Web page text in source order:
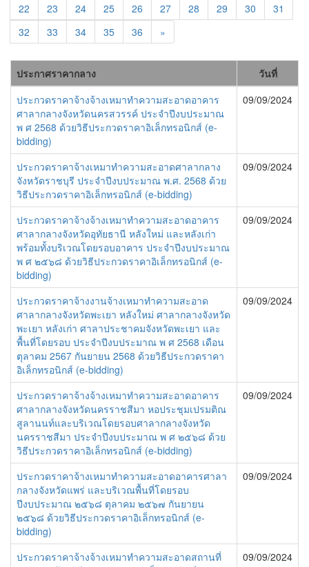
22
23 24 25 26 27 28 29 30
31
32
33 34 35 36 »
ประกาศราคากลาง
วันที่
ประกวดราคาจ้างจ้างเหมาทำความสะอาดอาคาร
ศาลากลางจังหวัดนครสวรรค์ ประจำปีงบประมาณ
พ ศ 2568 ด้วยวิธีประกวดราคาอิเล็กทรอนิกส์ (e-
bidding)
09/09/2024
ประกวดราคาจ้างเหมาทำความสะอาดศาลากลาง
จังหวัดราชบุรี ประจำปีงบประมาณ พ.ศ. 2568 ด้วย
วิธีประกวดราคาอิเล็กทรอนิกส์ (e-bidding)
09/09/2024
ประกวดราคาจ้างจ้างเหมาทำความสะอาดอาคาร
ศาลากลางจังหวัดอุทัยธานี หลังใหม่ และหลังเก่า
พร้อมทั้งบริเวณโดยรอบอาคาร ประจำปีงบประมาณ
พ ศ ๒๕๖๘ ด้วยวิธีประกวดราคาอิเล็กทรอนิกส์ (e-
bidding)
09/09/2024
ประกวดราคาจ้างงานจ้างเหมาทำความสะอาด
ศาลากลางจังหวัดพะเยา หลังใหม่ ศาลากลางจังหวัด
พะเยา หลังเก่า ศาลาประชาคมจังหวัดพะเยา และ
พื้นที่โดยรอบ ประจำปีงบประมาณ พ ศ 2568 เดือน
ตุลาคม 2567 กันยายน 2568 ด้วยวิธีประกวดราคา
อิเล็กทรอนิกส์ (e-bidding)
09/09/2024
ประกวดราคาจ้างจ้างเหมาทำความสะอาดอาคาร
ศาลากลางจังหวัดนครราชสีมา หอประชุมเปรมติณ
สูลานนท์และบริเวณโดยรอบศาลากลางจังหวัด
นครราชสีมา ประจำปีงบประมาณ พ ศ ๒๕๖๘ ด้วย
วิธีประกวดราคาอิเล็กทรอนิกส์ (e-bidding)
09/09/2024
ประกวดราคาจ้างเหมาทำความสะอาดอาคารศาลา
กลางจังหวัดแพร่ และบริเวณพื้นที่โดยรอบ
ปีงบประมาณ ๒๕๖๘ ตุลาคม ๒๕๖๗ กันยายน
๒๕๖๘ ด้วยวิธีประกวดราคาอิเล็กทรอนิกส์ (e-
bidding)
09/09/2024
ประกวดราคาจ้างจ้างเหมาทำความสะอาดสถานที่
09/09/2024